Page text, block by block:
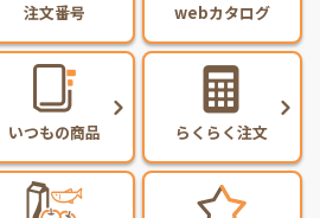
注文番号 webカタログ
いつもの商品 らくらく注文